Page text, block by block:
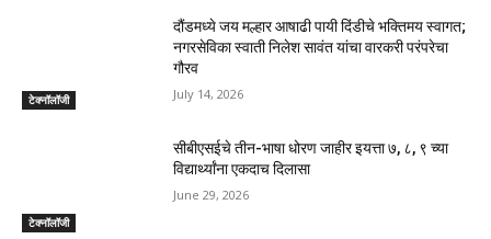
टेक्नॉलॉजी
दौंडमध्ये जय मल्हार आषाढी पायी दिंडीचे भक्तिमय स्वागत;
नगरसेविका स्वाती निलेश सावंत यांचा वारकरी परंपरेचा
गौरव
July 14, 2026
टेक्नॉलॉजी
सीबीएसईचे तीन-भाषा धोरण जाहीर इयत्ता ७, ८, ९ च्या
विद्यार्थ्यांना एकदाच दिलासा
June 29, 2026